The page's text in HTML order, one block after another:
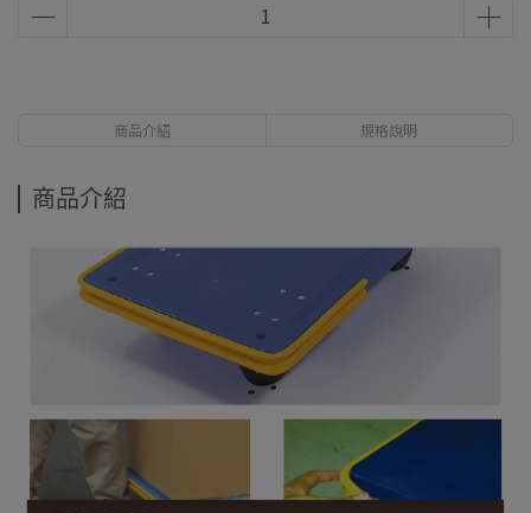
商品介紹 規格說明
商品介紹